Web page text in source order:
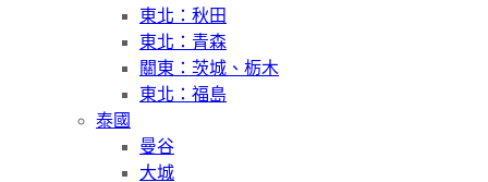
東北：秋田
東北：青森
關東：茨城、栃木
東北：福島
泰國
曼谷
大城